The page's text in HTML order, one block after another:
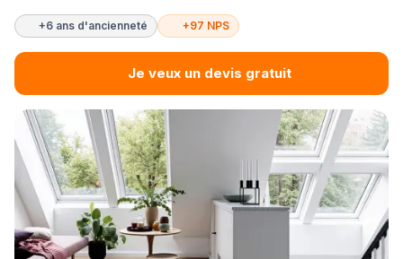
+6 ans d'ancienneté +97 NPS
Je veux un devis gratuit